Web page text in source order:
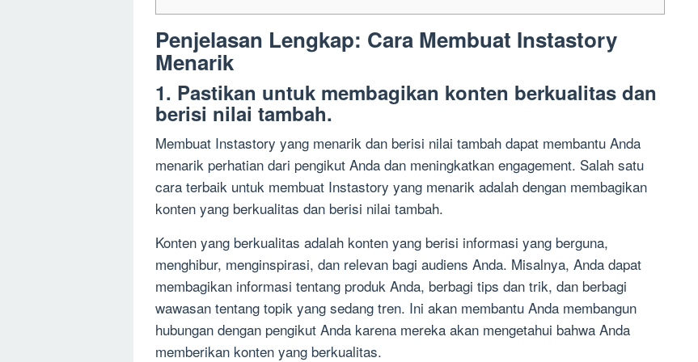
Penjelasan Lengkap: Cara Membuat Instastory
Menarik
1. Pastikan untuk membagikan konten berkualitas dan
berisi nilai tambah.
Membuat Instastory yang menarik dan berisi nilai tambah dapat membantu Anda
menarik perhatian dari pengikut Anda dan meningkatkan engagement. Salah satu
cara terbaik untuk membuat Instastory yang menarik adalah dengan membagikan
konten yang berkualitas dan berisi nilai tambah.
Konten yang berkualitas adalah konten yang berisi informasi yang berguna,
menghibur, menginspirasi, dan relevan bagi audiens Anda. Misalnya, Anda dapat
membagikan informasi tentang produk Anda, berbagi tips dan trik, dan berbagi
wawasan tentang topik yang sedang tren. Ini akan membantu Anda membangun
hubungan dengan pengikut Anda karena mereka akan mengetahui bahwa Anda
memberikan konten yang berkualitas.